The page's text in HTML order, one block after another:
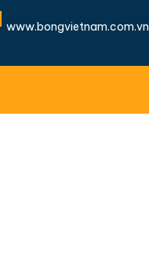
www.bongvietnam.com.vn